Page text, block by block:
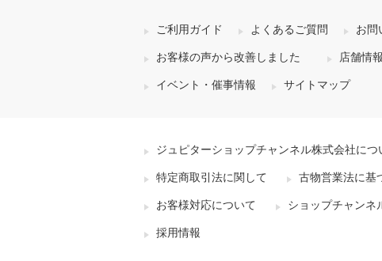
ご利用ガイド よくあるご質問 お問
お客様の声から改善しました 店舗情報
イベント・催事情報 サイトマップ
ジュピターショップチャンネル株式会社につ
特定商取引法に関して 古物営業法に基
お客様対応について ショップチャンネ
採用情報